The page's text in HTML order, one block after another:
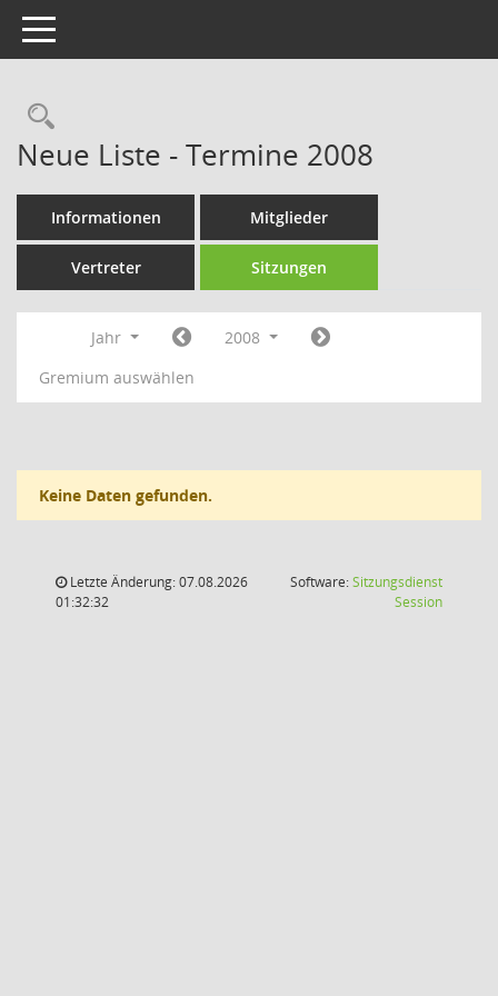
Toggle navigation
Rechercheauswahl
Neue Liste - Termine 2008
Informationen Mitglieder
Vertreter Sitzungen
Jahr
2008
Gremium auswählen
Keine Daten gefunden.
Letzte Änderung: 07.08.2026
01:32:32
Software:Sitzungsdienst
Session(Wird in